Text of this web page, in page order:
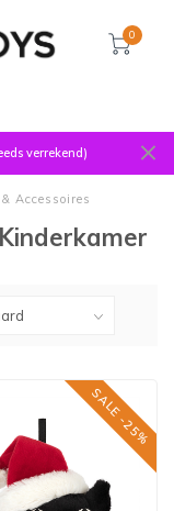
0
9,3
verrekend)
Accessoires
SALE -25%